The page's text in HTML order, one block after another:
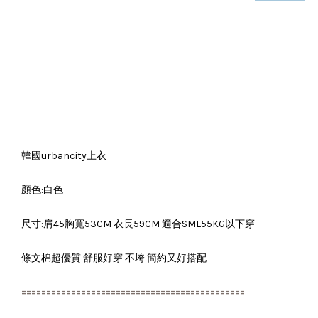
韓國urbancity上衣
顏色:白色
尺寸:肩45胸寬53CM 衣長59CM 適合SML55KG以下穿
條文棉超優質 舒服好穿 不垮 簡約又好搭配
=============================================